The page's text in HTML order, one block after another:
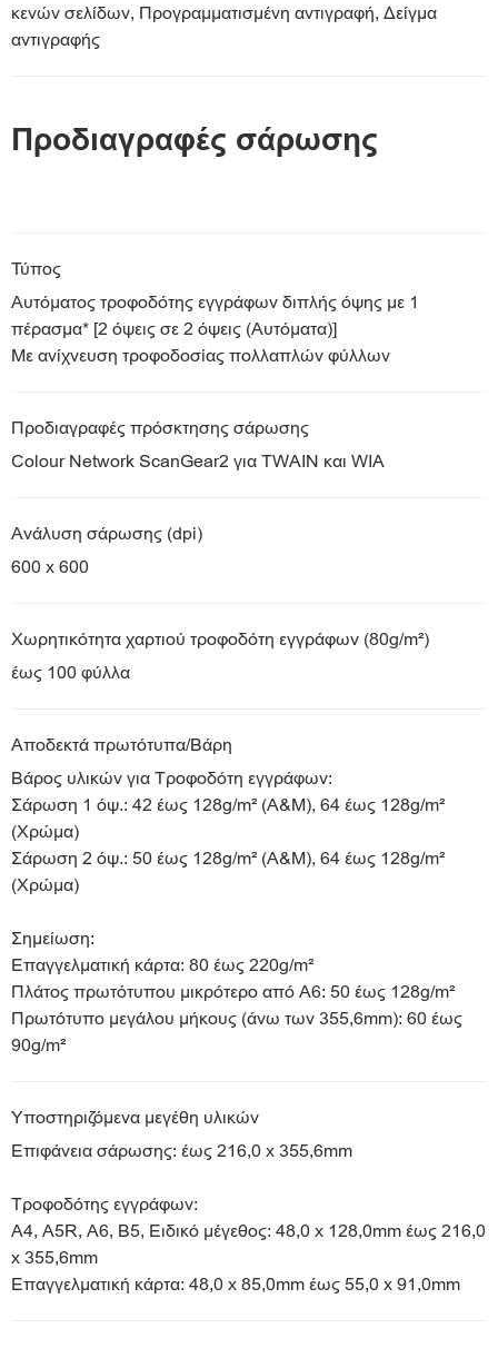
κενών σελίδων, Προγραμματισμένη αντιγραφή, Δείγμα
αντιγραφής
Προδιαγραφές σάρωσης
Τύπος
Αυτόματος τροφοδότης εγγράφων διπλής όψης με 1
πέρασμα* [2 όψεις σε 2 όψεις (Αυτόματα)]
Με ανίχνευση τροφοδοσίας πολλαπλών φύλλων
Προδιαγραφές πρόσκτησης σάρωσης
Colour Network ScanGear2 για TWAIN και WIA
Ανάλυση σάρωσης (dpi)
600 x 600
Χωρητικότητα χαρτιού τροφοδότη εγγράφων (80g/m²)
έως 100 φύλλα
Αποδεκτά πρωτότυπα/Βάρη
Βάρος υλικών για Τροφοδότη εγγράφων:
Σάρωση 1 όψ.: 42 έως 128g/m² (Α&Μ), 64 έως 128g/m²
(Χρώμα)
Σάρωση 2 όψ.: 50 έως 128g/m² (Α&Μ), 64 έως 128g/m²
(Χρώμα)
Σημείωση:
Επαγγελματική κάρτα: 80 έως 220g/m²
Πλάτος πρωτότυπου μικρότερο από A6: 50 έως 128g/m²
Πρωτότυπο μεγάλου μήκους (άνω των 355,6mm): 60 έως
90g/m²
Υποστηριζόμενα μεγέθη υλικών
Επιφάνεια σάρωσης: έως 216,0 x 355,6mm
Τροφοδότης εγγράφων:
A4, A5R, A6, B5, Ειδικό μέγεθος: 48,0 x 128,0mm έως 216,0
x 355,6mm
Επαγγελματική κάρτα: 48,0 x 85,0mm έως 55,0 x 91,0mm